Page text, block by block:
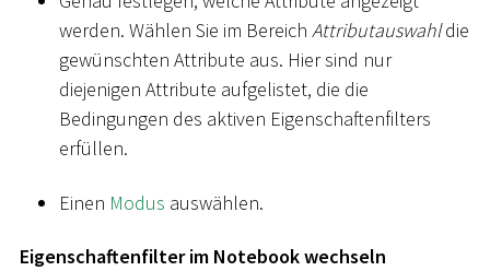
werden. Wählen Sie im Bereich Attributauswahldie
gewünschten Attribute aus. Hier sind nur
diejenigen Attribute aufgelistet, die die
Bedingungen des aktiven Eigenschaftenfilters
erfüllen.
Einen Modus auswählen.
Eigenschaftenfilter im Notebook wechseln